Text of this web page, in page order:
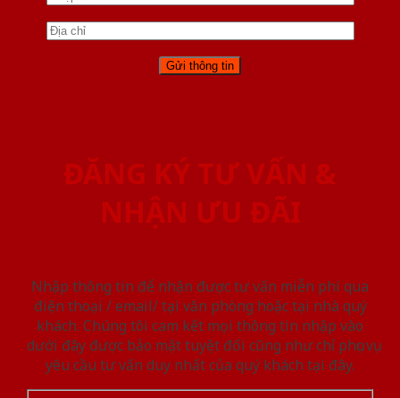
ĐĂNG KÝ TƯ VẤN &
NHẬN ƯU ĐÃI
Nhập thông tin để nhận được tư vấn miễn phí qua
điện thoại / email/ tại văn phòng hoặc tại nhà quý
khách. Chúng tôi cam kết mọi thông tin nhập vào
dưới đây được bảo mật tuyệt đối cũng như chỉ phục vụ
yêu cầu tư vấn duy nhất của quý khách tại đây.